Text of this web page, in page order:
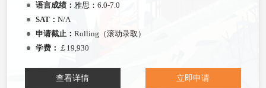
语言成绩： 雅思：6.0-7.0
SAT： N/A
申请截止： Rolling（滚动录取）
学费： ￡19,930
查看详情 立即申请